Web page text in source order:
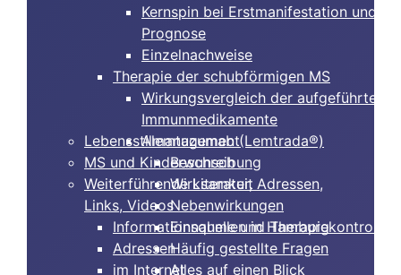
Kernspin bei Erstmanifestation und
Prognose
Einzelnachweise
Therapie der schubförmigen MS
Wirkungsvergleich der aufgeführten
Immunmedikamente
Alemtuzumab (Lemtrada®)
Beschreibung
Wirksamkeit
Nebenwirkungen
Einnahme und Therapiekontrolle
Häufig gestellte Fragen
Alles auf einen Blick
Lebensstilmanagement
MS und Kinderwunsch
Weiterführende Literatur, Adressen,
Links, Videos
Informationsquellen in Hamburg
Adressen
im Internet